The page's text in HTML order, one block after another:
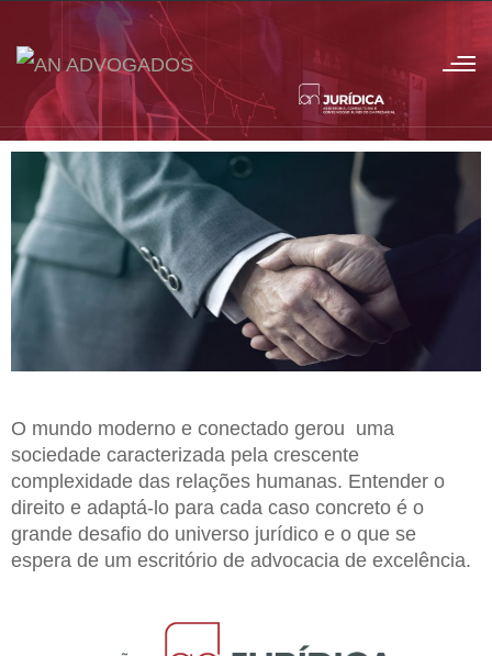
O mundo moderno e conectado gerou uma
sociedade caracterizada pela crescente
complexidade das relações humanas. Entender o
direito e adaptá-lo para cada caso concreto é o
grande desafio do universo jurídico e o que se
espera de um escritório de advocacia de excelência.